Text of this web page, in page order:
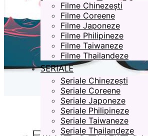
Filme Chinezești
Filme Coreene
Filme Japoneze
Filme Philipineze
Filme Taiwaneze
Filme Thailandeze
SERIALE
Seriale Chinezești
Seriale Coreene
Seriale Japoneze
Seriale Philipineze
Seriale Taiwaneze
Seriale Thailandeze